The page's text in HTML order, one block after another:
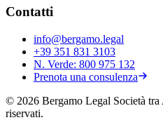
Contatti
info@bergamo.legal
+39 351 831 3103
N. Verde: 800 975 132
Prenota una consulenza
© 2026 Bergamo Legal Società
riservati.